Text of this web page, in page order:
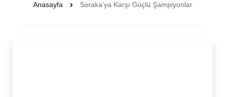
Anasayfa Soraka’ya Karşı Güçlü Şampiyonlar